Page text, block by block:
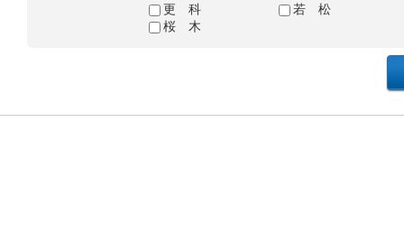
更 科
若 松
桜 木